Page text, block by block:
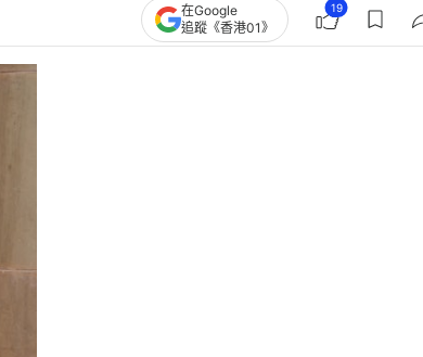
在Google
追蹤《香港01》
19